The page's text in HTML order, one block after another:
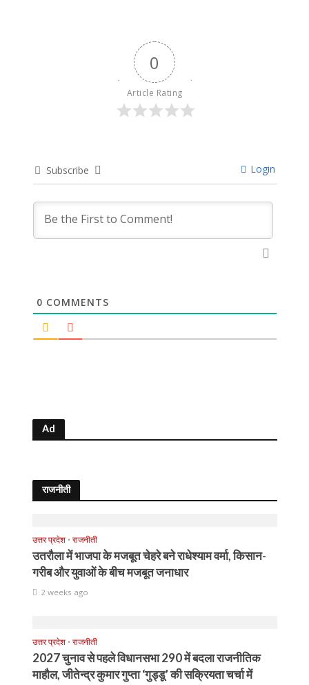
0
Article Rating
Subscribe Login
0 COMMENTS
Ad
राजनीती
उत्तर प्रदेश • राजनीती
उतरौला में भाजपा के मजबूत चेहरे बने राधेश्याम वर्मा, किसान-
गरीब और युवाओं के बीच मजबूत जनाधार
2 weeks ago
उत्तर प्रदेश • राजनीती
2027 चुनाव से पहले विधानसभा 290 में बदला राजनीतिक
माहौल, जीतेन्द्र कुमार गुप्ता ‘गुड्डू’ की सक्रियता चर्चा में